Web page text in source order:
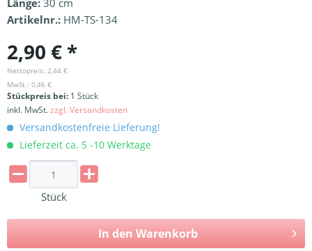
Länge: 30 cm
Artikelnr.: HM-TS-134
2,90 € *
Nettopreis: 2,44 €
MwSt.: 0,46 €
Stückpreis bei: 1 Stück
inkl. MwSt.zzgl. Versandkosten
Versandkostenfreie Lieferung!
Lieferzeit ca. 5 -10 Werktage
Stück
In den Warenkorb